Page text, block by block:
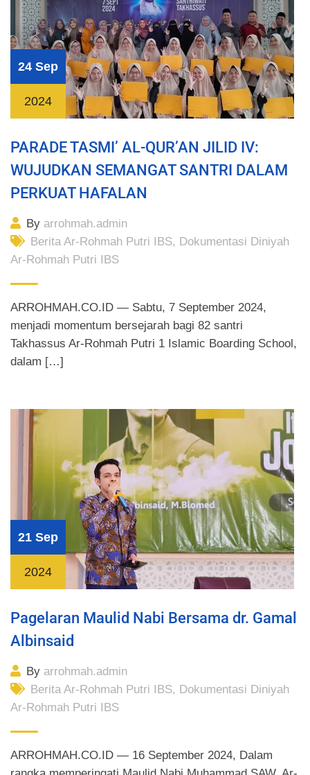
24 Sep
2024
PARADE TASMI’ AL-QUR’AN JILID IV:
WUJUDKAN SEMANGAT SANTRI DALAM
PERKUAT HAFALAN
By arrohmah.admin
Berita Ar-Rohmah Putri IBS, Dokumentasi Diniyah
Ar-Rohmah Putri IBS
ARROHMAH.CO.ID — Sabtu, 7 September 2024,
menjadi momentum bersejarah bagi 82 santri
Takhassus Ar-Rohmah Putri 1 Islamic Boarding School,
dalam […]
21 Sep
2024
Pagelaran Maulid Nabi Bersama dr. Gamal
Albinsaid
By arrohmah.admin
Berita Ar-Rohmah Putri IBS, Dokumentasi Diniyah
Ar-Rohmah Putri IBS
ARROHMAH.CO.ID — 16 September 2024, Dalam